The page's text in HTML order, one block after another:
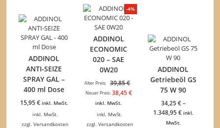
ADDINOL
ANTI-SEIZE
SPRAY GAL –
400 ml Dose
15,95€ inkl. MwSt.
inkl. MwSt.
zzgl.Versandkosten
-4%
ADDINOL
ECONOMIC
020 – SAE
0W20
Alter Preis: 39,85€Ursprünglicher
Preis
Neuer Preis: 38,45€Aktueller
inkl. MwSt.
inkl. MwSt.
zzgl. Versandkosten
ADDINOL
Getriebeöl GS
75 W 90
34,25€–
1.348,95€ inkl.
MwSt.